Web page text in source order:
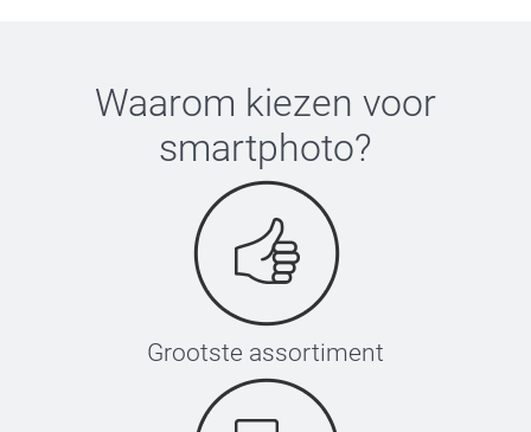
Waarom kiezen voor
smartphoto?
Grootste assortiment